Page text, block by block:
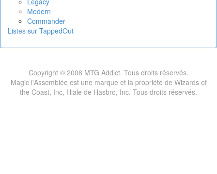
Modern
Commander
Listes sur TappedOut
Copyright © 2008 MTG Addict. Tous droits réservés.
Magic l'Assemblée est une marque et la propriété de Wizards of
the Coast, Inc, filiale de Hasbro, Inc. Tous droits réservés.